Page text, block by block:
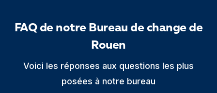
FAQ de notre Bureau de change de
Rouen
Voici les réponses aux questions les plus
posées à notre bureau